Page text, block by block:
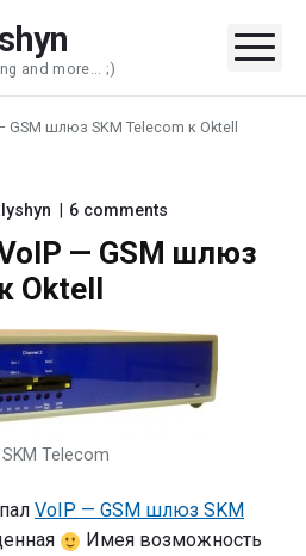
and more... ;)
шлюз SKM Telecom к Oktell
6 comments
VoIP
SKM
к
Oktell"
— GSM шлюз
Oktell
Telecom
VoIP — GSM шлюз SKM
Имея возможность